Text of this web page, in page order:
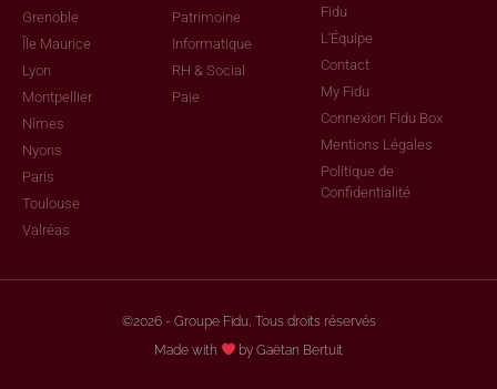
Grenoble
Île Maurice
Lyon
Montpellier
Nîmes
Nyons
Paris
Toulouse
Valréas
Patrimoine
Informatique
RH & Social
Paie
Fidu
L'Équipe
Contact
My Fidu
Connexion Fidu Box
Mentions Légales
Politique de
Confidentialité
©2026 - Groupe Fidu, Tous droits réservés
Made with
by Gaëtan Bertuit